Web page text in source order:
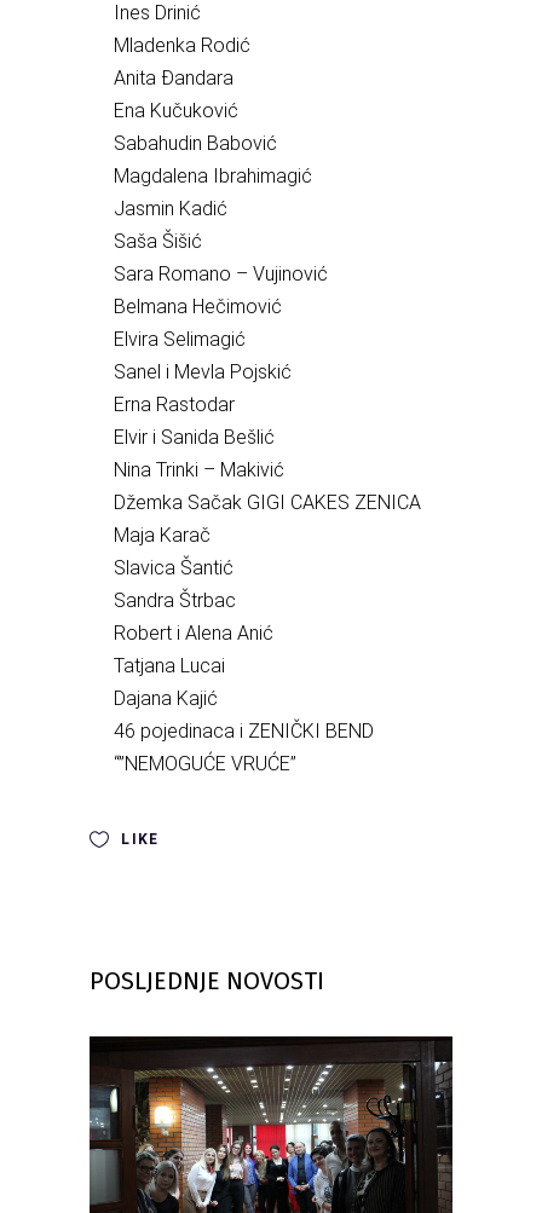
Ines Drinić
Mladenka Rodić
Anita Đandara
Ena Kučuković
Sabahudin Babović
Magdalena Ibrahimagić
Jasmin Kadić
Saša Šišić
Sara Romano – Vujinović
Belmana Hečimović
Elvira Selimagić
Sanel i Mevla Pojskić
Erna Rastodar
Elvir i Sanida Bešlić
Nina Trinki – Makivić
Džemka Sačak GIGI CAKES ZENICA
Maja Karač
Slavica Šantić
Sandra Štrbac
Robert i Alena Anić
Tatjana Lucai
Dajana Kajić
46 pojedinaca i ZENIČKI BEND
“”NEMOGUĆE VRUĆE”
LIKE
POSLJEDNJE NOVOSTI